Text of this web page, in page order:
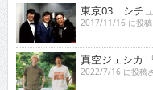
東京03 シチュ
2017/11/16 に投稿
真空ジェシカ
2022/7/16 に投稿